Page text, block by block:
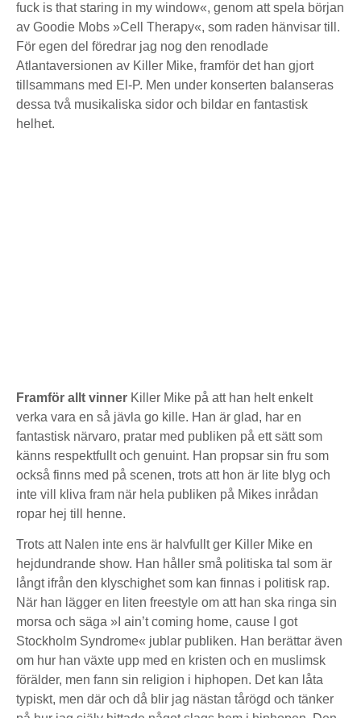
fuck is that staring in my window«, genom att spela början
av Goodie Mobs »Cell Therapy«, som raden hänvisar till.
För egen del föredrar jag nog den renodlade
Atlantaversionen av Killer Mike, framför det han gjort
tillsammans med El-P. Men under konserten balanseras
dessa två musikaliska sidor och bildar en fantastisk
helhet.
Framför allt vinner Killer Mike på att han helt enkelt
verka vara en så jävla go kille. Han är glad, har en
fantastisk närvaro, pratar med publiken på ett sätt som
känns respektfullt och genuint. Han propsar sin fru som
också finns med på scenen, trots att hon är lite blyg och
inte vill kliva fram när hela publiken på Mikes inrådan
ropar hej till henne.
Trots att Nalen inte ens är halvfullt ger Killer Mike en
hejdundrande show. Han håller små politiska tal som är
långt ifrån den klyschighet som kan finnas i politisk rap.
När han lägger en liten freestyle om att han ska ringa sin
morsa och säga »I ain’t coming home, cause I got
Stockholm Syndrome« jublar publiken. Han berättar även
om hur han växte upp med en kristen och en muslimsk
förälder, men fann sin religion i hiphopen. Det kan låta
typiskt, men där och då blir jag nästan tårögd och tänker